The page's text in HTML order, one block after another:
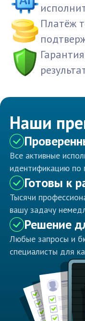
Платёж
Наши
Все активные
идентификацию по
Готовы к
Тысячи
вашу задачу
Решение
Любые запросы и
специалисты для